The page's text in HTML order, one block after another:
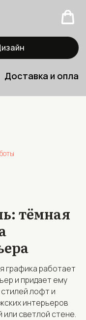
Доставка и
тёмная
графика работает
и придает ему
лофт и
интерьеров
светлой стене.